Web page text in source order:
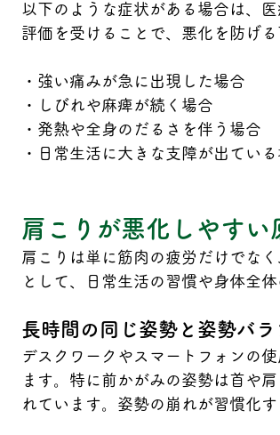
以下のような症状がある場合は、
評価を受けることで、悪化を防げる
・強い痛みが急に出現した場合
・しびれや麻痺が続く場合
・発熱や全身のだるさを伴う場合
・日常生活に大きな支障が出てい
肩こりが悪化しやすい
肩こりは単に筋肉の疲労だけでな
として、日常生活の習慣や身体全
長時間の同じ姿勢と姿勢バ
デスクワークやスマートフォンの
ます。特に前かがみの姿勢は首や
れています。姿勢の崩れが習慣化